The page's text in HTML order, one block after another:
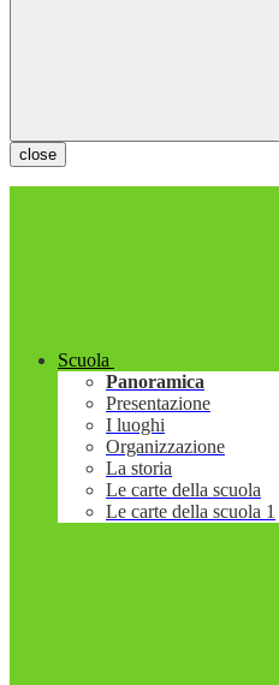
close
Scuola
Panoramica
Presentazione
I luoghi
Organizzazione
La storia
Le carte della scuola
Le carte della scuola 1